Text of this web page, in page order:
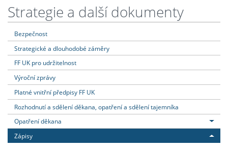
Strategie a další dokumenty
Bezpečnost
Strategické a dlouhodobé záměry
FF UK pro udržitelnost
Výroční zprávy
Platné vnitřní předpisy FF UK
Rozhodnutí a sdělení děkana, opatření a sdělení tajemníka
Opatření děkana
Zápisy